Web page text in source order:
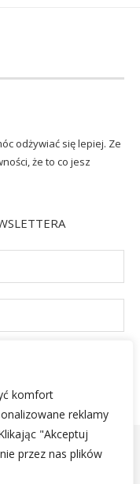
komfort
reklamy
"Akceptuj
przez nas plików
odżywiać się lepiej. Ze
że to co jesz